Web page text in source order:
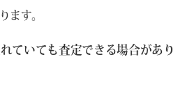
ます。
ていても査定できる場合があり